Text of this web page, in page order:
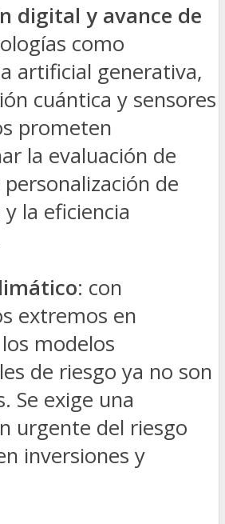
digital y avance de
como
artificial generativa,
cuántica y sensores
prometen
la evaluación de
de
la eficiencia
: con
extremos en
modelos
de riesgo ya no son
Se exige una
urgente del riesgo
inversiones y